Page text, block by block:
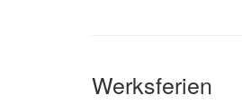
Werksferien